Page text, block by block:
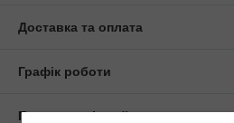
Доставка та оплата
Графік роботи
Повна версія сайту